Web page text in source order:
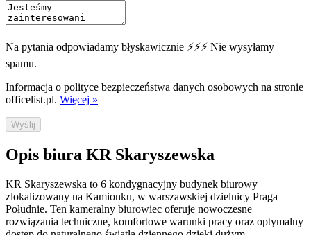
Na pytania odpowiadamy błyskawicznie ⚡⚡⚡ Nie wysyłamy
spamu.
Informacja o polityce bezpieczeństwa danych osobowych na stronie
officelist.pl. Więcej »
Wyślij
Opis biura KR Skaryszewska
KR Skaryszewska to 6 kondygnacyjny budynek biurowy
zlokalizowany na Kamionku, w warszawskiej dzielnicy Praga
Południe. Ten kameralny biurowiec oferuje nowoczesne
rozwiązania techniczne, komfortowe warunki pracy oraz optymalny